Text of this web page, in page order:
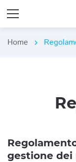
Home chevron_right
gestione dei